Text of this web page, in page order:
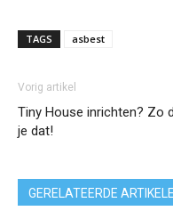
TAGS asbest
Vorig artikel
Tiny House inrichten? Zo
je dat!
GERELATEERDE